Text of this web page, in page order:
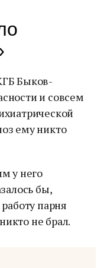
Быков-
и совсем
ему никто
у него
бы,
парня
не брал.